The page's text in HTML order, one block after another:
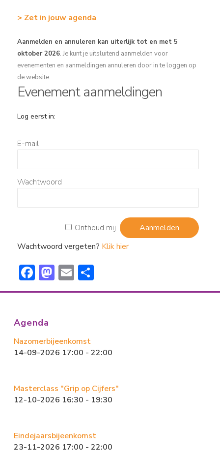
> Zet in jouw agenda
Aanmelden en annuleren kan uiterlijk tot en met 5
oktober 2026. Je kunt je uitsluitend aanmelden voor
evenementen en aanmeldingen annuleren door in te loggen op
de website.
Evenement aanmeldingen
Log eerst in:
E-mail
Wachtwoord
Onthoud mij
Wachtwoord vergeten? Klik hier
F
ac
b
o
ok
M
a
d
o
E
m el
Agenda
Nazomerbijeenkomst
14-09-2026 17:00 - 22:00
Masterclass "Grip op Cijfers"
12-10-2026 16:30 - 19:30
Eindejaarsbijeenkomst
23-11-2026 17:00 - 22:00